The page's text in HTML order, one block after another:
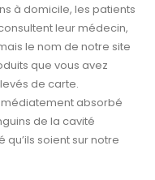
à domicile, les patients
leur médecin,
le nom de notre site
que vous avez
de carte.
absorbé
de la cavité
soient sur notre